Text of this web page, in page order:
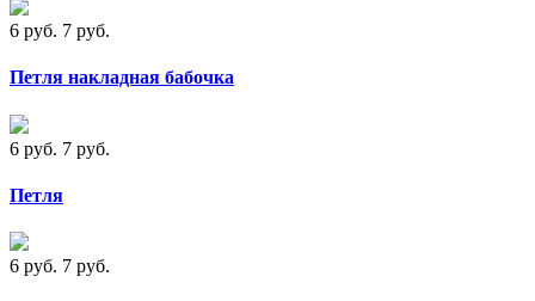
6 руб. 7 руб.
Петля накладная бабочка
6 руб. 7 руб.
Петля
6 руб. 7 руб.